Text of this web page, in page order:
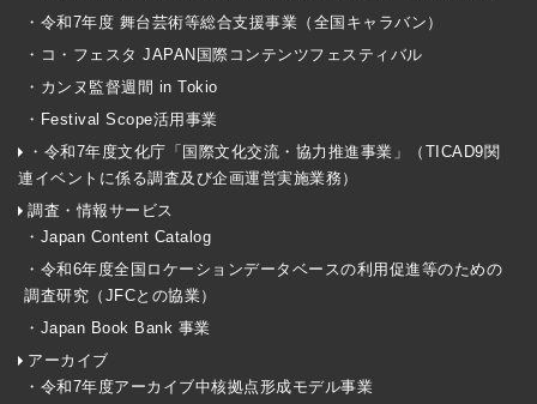
・令和7年度 舞台芸術等総合支援事業（全国キャラバン）
・コ・フェスタ JAPAN国際コンテンツフェスティバル
・カンヌ監督週間 in Tokio
・Festival Scope活用事業
・令和7年度文化庁「国際文化交流・協力推進事業」（TICAD9関
連イベントに係る調査及び企画運営実施業務）
調査・情報サービス
・Japan Content Catalog
・令和6年度全国ロケーションデータベースの利用促進等のための
調査研究（JFCとの協業）
・Japan Book Bank 事業
アーカイブ
・令和7年度アーカイブ中核拠点形成モデル事業